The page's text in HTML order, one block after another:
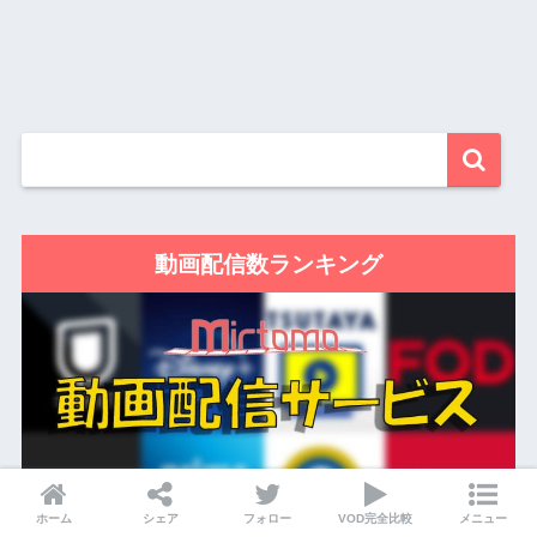
動画配信数ランキング
ホーム シェア フォロー VOD完全比較 メニュー